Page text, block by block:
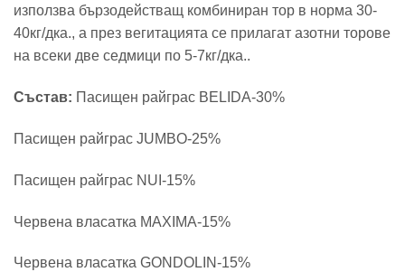
използва бързодействащ комбиниран тор в норма 30-
40кг/дка., а през вегитацията се прилагат азотни торове
на всеки две седмици по 5-7кг/дка..
Състав: Пасищен райграс BELIDA-30%
Пасищен райграс JUMBO-25%
Пасищен райграс NUI-15%
Червена власатка MAXIMA-15%
Червена власатка GONDOLIN-15%